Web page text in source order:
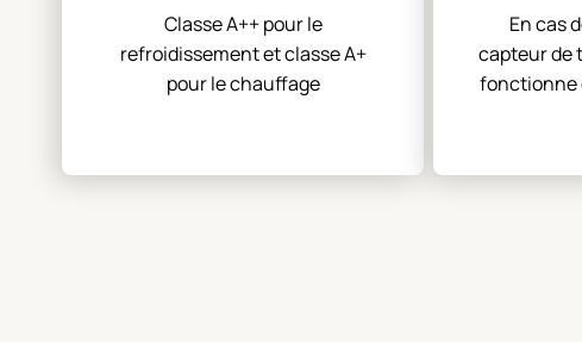
Classe A++ pour le
refroidissement et classe A+
pour le chauffage
En cas
capteur de
fonctionne